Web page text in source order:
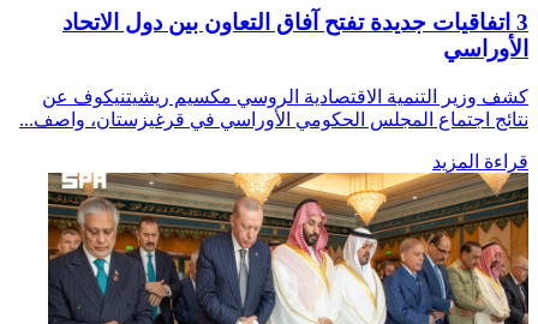
3 اتفاقيات جديدة تفتح آفاق التعاون بين دول الاتحاد
الأوراسي
كشف وزير التنمية الاقتصادية الروسي مكسيم ريشيتنيكوف عن
نتائج اجتماع المجلس الحكومي الأوراسي في قرغيزستان، واصف...
قراءة المزيد